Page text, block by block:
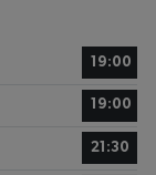
19:00
19:00
21:30